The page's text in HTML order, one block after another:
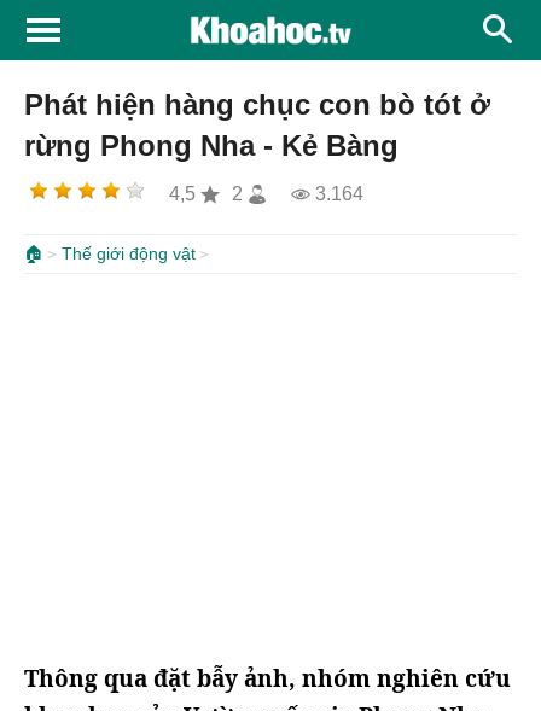
Phát hiện hàng chục con bò tót ở
rừng Phong Nha - Kẻ Bàng
4,5 2 3.164
🏠 Thế giới động vật
Thông qua đặt bẫy ảnh, nhóm nghiên cứu